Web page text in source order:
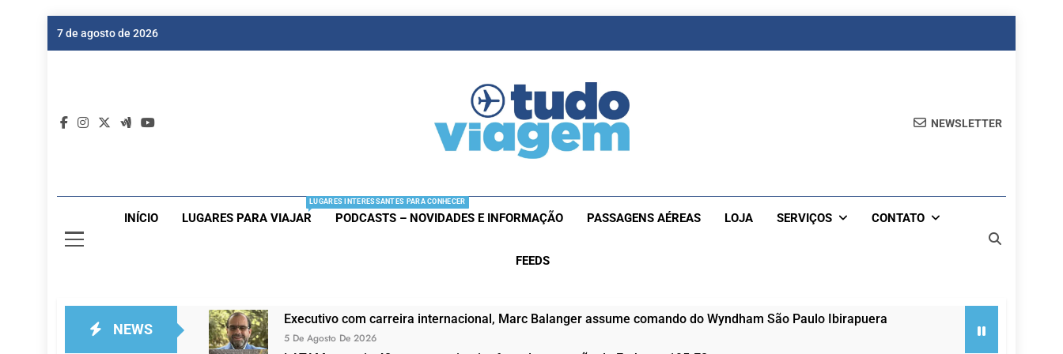
7 de agosto de 2026
NEWSLETTER
INÍCIO LUGARES PARA VIAJAR
LUGARES INTERESSANTES PARA CONHECER
PODCASTS – NOVIDADES E INFORMAÇÃO PASSAGENS AÉREAS LOJA SERVIÇOS CONTATO
FEEDS
NEWS
Executivo com carreira internacional, Marc Balanger assume comando do Wyndham São Paulo Ibirapuera
5 De Agosto De 2026